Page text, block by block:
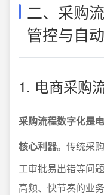
二、采购
管控与自
1. 电商采购
采购流程数字化是
核心利器。传统采
工审批易出错等问
高频、快节奏的业